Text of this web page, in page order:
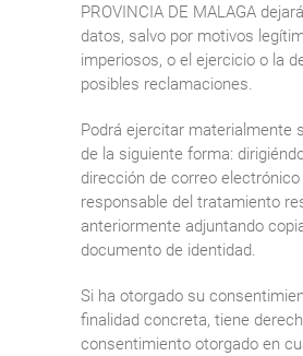
PROVINCIA DE MALAGA
datos, salvo por motivos
imperiosos, o el ejercicio o la
posibles reclamaciones.
Podrá ejercitar materialmente
de la siguiente forma:
dirección de correo electrónico
responsable del tratamiento
anteriormente adjuntando
documento de identidad.
Si ha otorgado su
finalidad concreta, tiene
consentimiento otorgado en